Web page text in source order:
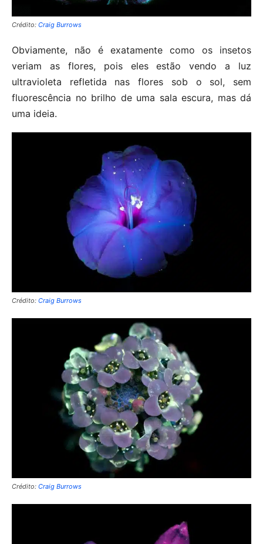
Crédito: Craig Burrows
Obviamente, não é exatamente como os insetos
veriam as flores, pois eles estão vendo a luz
ultravioleta refletida nas flores sob o sol, sem
fluorescência no brilho de uma sala escura, mas dá
uma ideia.
Crédito: Craig Burrows
Crédito: Craig Burrows